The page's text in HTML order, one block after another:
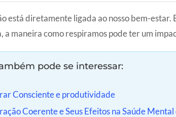
está diretamente ligada ao nosso bem-
a maneira como respiramos pode ter um
pode se interessar:
Consciente e produtividade
Coerente e Seus Efeitos na Saúde